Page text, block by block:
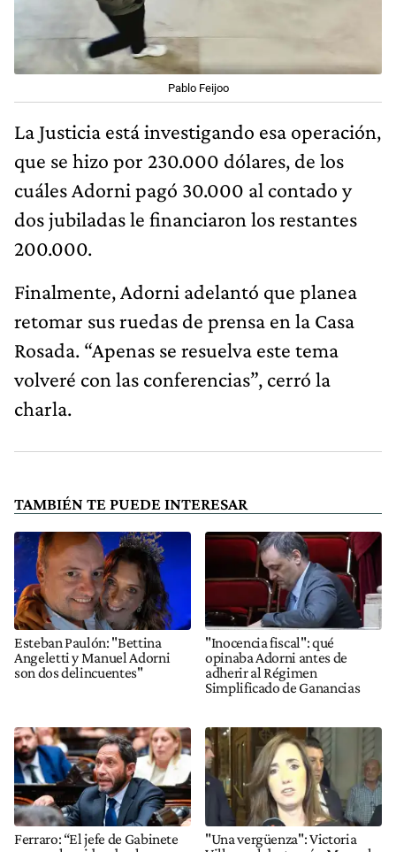
Pablo Feijoo
La Justicia está investigando esa operación,
que se hizo por 230.000 dólares, de los
cuáles Adorni pagó 30.000 al contado y
dos jubiladas le financiaron los restantes
200.000.
Finalmente, Adorni adelantó que planea
retomar sus ruedas de prensa en la Casa
Rosada. “Apenas se resuelva este tema
volveré con las conferencias”, cerró la
charla.
TAMBIÉN TE PUEDE INTERESAR
Esteban Paulón: "Bettina
Angeletti y Manuel Adorni
son dos delincuentes"
"Inocencia fiscal": qué
opinaba Adorni antes de
adherir al Régimen
Simplificado de Ganancias
Ferraro: “El jefe de Gabinete
"Una vergüenza": Victoria